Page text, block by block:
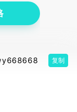
细课”高效互动课程
全方位助力教学活
多地设有120多家学
怎么样？陕西
多家城市，有300多
4000余名。自2004
着科技发展，逐渐延
文作文如何高
复制